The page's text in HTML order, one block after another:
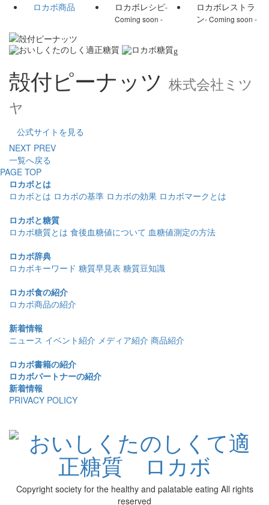
ロカボ商品 ロカボレシピ-
Coming soon -
ロカボレストラ
ン- Coming soon -
g
殻付ピーナッツ 株式会社ミツ
ヤ
公式サイトを見る
NEXT PREV
一覧へ戻る
PAGE TOP
ロカボとは
ロカボとは ロカボの基準 ロカボの効果 ロカボマークとは
ロカボと糖質
ロカボ糖質とは 食後血糖値について 血糖値測定の方法
ロカボ辞典
ロカボキーワード 糖質早見表 糖質豆知識
ロカボ食の紹介
ロカボ商品の紹介
新着情報
ニュース イベント紹介 メディア紹介 商品紹介
ロカボ書籍の紹介
ロカボパートナーの紹介
新着情報
PRIVACY POLICY
Copyright society for the healthy and palatable eating All rights
reserved